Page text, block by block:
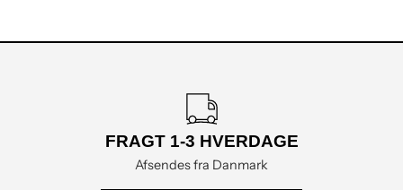
FRAGT 1-3 HVERDAGE
Afsendes fra Danmark